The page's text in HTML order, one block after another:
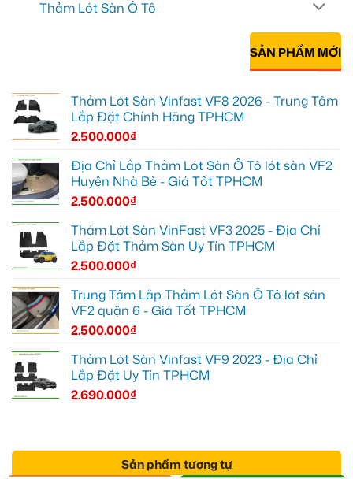
Thảm Lót Sàn Ô Tô
SẢN PHẨM MỚI
Thảm Lót Sàn Vinfast VF8 2026 - Trung Tâm
Lắp Đặt Chính Hãng TPHCM
2.500.000₫
Địa Chỉ Lắp Thảm Lót Sàn Ô Tô lót sàn VF2
Huyện Nhà Bè - Giá Tốt TPHCM
2.500.000₫
Thảm Lót Sàn VinFast VF3 2025 - Địa Chỉ
Lắp Đặt Thảm Sàn Uy Tín TPHCM
2.500.000₫
Trung Tâm Lắp Thảm Lót Sàn Ô Tô lót sàn
VF2 quận 6 - Giá Tốt TPHCM
2.500.000₫
Thảm Lót Sàn Vinfast VF9 2023 - Địa Chỉ
Lắp Đặt Uy Tín TPHCM
2.690.000₫
Sản phẩm tương tự